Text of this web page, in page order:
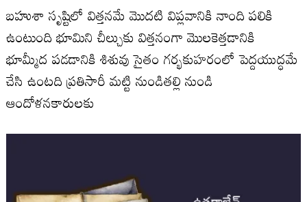
బహుశా సృష్టిలో విత్తనమే మొదటి విప్లవానికి నాంది పలికి
ఉంటుంది భూమిని చీల్చుకు విత్తనంగా మొలకెత్తడానికి
భూమ్మీద పడడానికి శిశువు సైతం గర్భకుహరంలో పెద్దయుద్ధమే
చేసి ఉంటది ప్రతిసారీ మట్టి నుండితల్లి నుండి
ఆందోళనకారులకు